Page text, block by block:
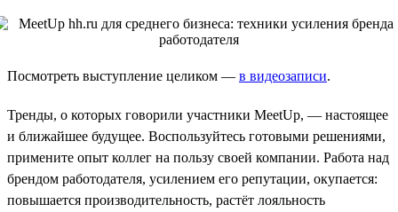
Посмотреть выступление целиком — в видеозаписи.
Тренды, о которых говорили участники MeetUp, — настоящее
и ближайшее будущее. Воспользуйтесь готовыми решениями,
примените опыт коллег на пользу своей компании. Работа над
брендом работодателя, усилением его репутации, окупается:
повышается производительность, растёт лояльность